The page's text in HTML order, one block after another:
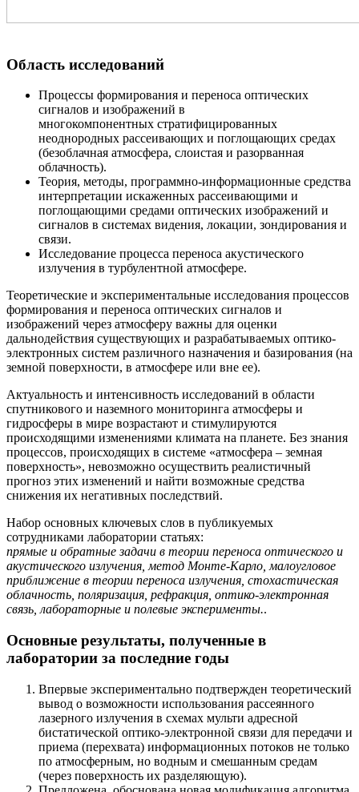
Область исследований
Процессы формирования и переноса оптических
сигналов и изображений в
многокомпонентных стратифицированных
неоднородных рассеивающих и поглощающих средах
(безоблачная атмосфера, слоистая и разорванная
облачность).
Теория, методы, программно-информационные средства
интерпретации искаженных рассеивающими и
поглощающими средами оптических изображений и
сигналов в системах видения, локации, зондирования и
связи.
Исследование процесса переноса акустического
излучения в турбулентной атмосфере.
Теоретические и экспериментальные исследования процессов
формирования и переноса оптических сигналов и
изображений через атмосферу важны для оценки
дальнодействия существующих и разрабатываемых оптико-
электронных систем различного назначения и базирования (на
земной поверхности, в атмосфере или вне ее).
Актуальность и интенсивность исследований в области
спутникового и наземного мониторинга атмосферы и
гидросферы в мире возрастают и стимулируются
происходящими изменениями климата на планете. Без знания
процессов, происходящих в системе «атмосфера – земная
поверхность», невозможно осуществить реалистичный
прогноз этих изменений и найти возможные средства
снижения их негативных последствий.
Набор основных ключевых слов в публикуемых
сотрудниками лаборатории статьях:
прямые и обратные задачи в теории переноса оптического и
акустического излучения, метод Монте-Карло, малоугловое
приближение в теории переноса излучения, стохастическая
облачность, поляризация, рефракция, оптико-электронная
связь, лабораторные и полевые эксперименты..
Основные результаты, полученные в
лаборатории за последние годы
Впервые экспериментально подтвержден теоретический
вывод о возможности использования рассеянного
лазерного излучения в схемах мульти адресной
бистатической оптико-электронной связи для передачи и
приема (перехвата) информационных потоков не только
по атмосферным, но водным и смешанным средам
(через поверхность их разделяющую).